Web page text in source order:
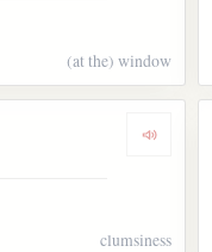
(at the) window
clumsiness